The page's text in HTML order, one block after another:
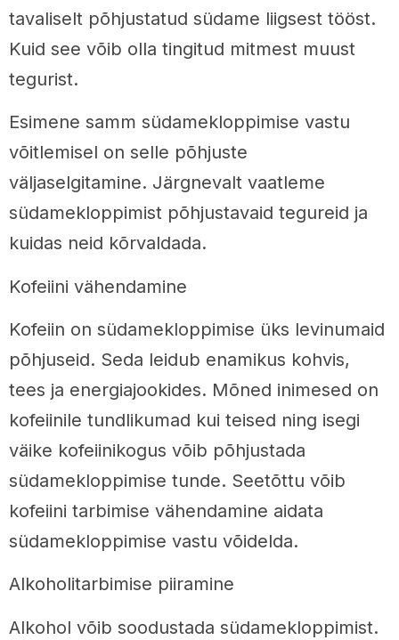
tavaliselt põhjustatud südame liigsest tööst.
Kuid see võib olla tingitud mitmest muust
tegurist.
Esimene samm südamekloppimise vastu
võitlemisel on selle põhjuste
väljaselgitamine. Järgnevalt vaatleme
südamekloppimist põhjustavaid tegureid ja
kuidas neid kõrvaldada.
Kofeiini vähendamine
Kofeiin on südamekloppimise üks levinumaid
põhjuseid. Seda leidub enamikus kohvis,
tees ja energiajookides. Mõned inimesed on
kofeiinile tundlikumad kui teised ning isegi
väike kofeiinikogus võib põhjustada
südamekloppimise tunde. Seetõttu võib
kofeiini tarbimise vähendamine aidata
südamekloppimise vastu võidelda.
Alkoholitarbimise piiramine
Alkohol võib soodustada südamekloppimist.